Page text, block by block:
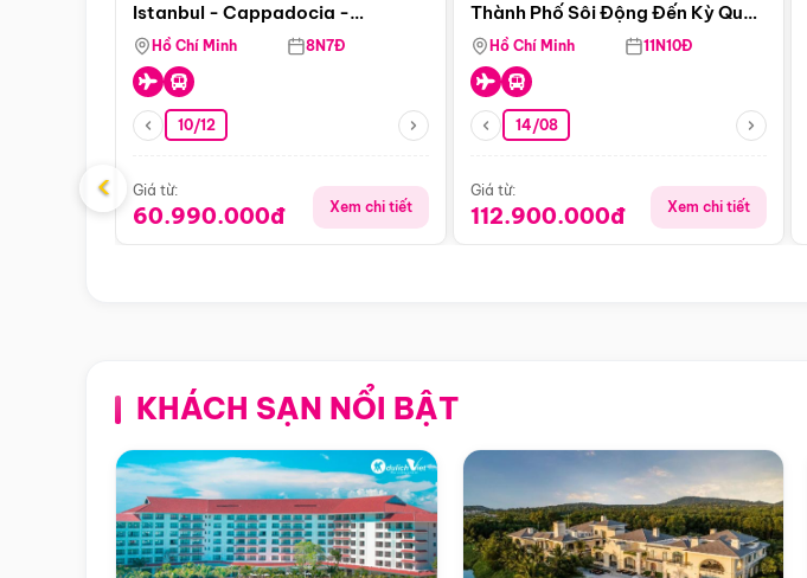
Istanbul - Cappadocia -
Pamukkale
Hồ Chí Minh 8N7Đ
10/12
Giá từ:
60.990.000đ Xem chi tiết
Thành Phố Sôi Động Đến Kỳ Quan
Thiên Nhiên Mỹ
Hồ Chí Minh 11N10Đ
14/08
Giá từ:
112.900.000đ Xem chi tiết
‹
KHÁCH SẠN NỔI BẬT